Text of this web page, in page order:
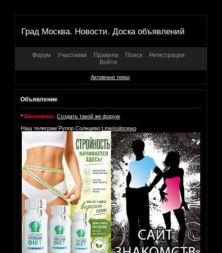
Град Москва. Новости. Доска объявлений
Форум Участники Правила Поиск
Регистрация
Войти
Активные темы
Объявление
* Бесплатно: Создать такой же форум
Наш телеграм Рупор Солнцево t.me/solncewo